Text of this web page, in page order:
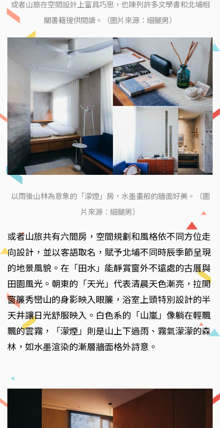
或者山旅在空間設計上富具巧思，也陳列許多文學書和北埔相
關書籍提供閱讀。（圖片來源：細腿男）
以雨後山林為意象的「濛煙」房，水墨畫般的牆面好美。（圖
片來源：細腿男）
或者山旅共有六間房，空間規劃和風格依不同方位走
向設計，並以客語取名，賦予北埔不同時辰季節呈現
的地景風貌。在「田水」能靜賞窗外不遠處的古厝與
田園風光。朝東的「天光」代表清晨天色漸亮，拉開
窗簾秀巒山的身影映入眼簾，浴室上頭特別設計的半
天井讓日光舒服映入。白色系的「山嵐」像躺在輕飄
飄的雲霧，「濛煙」則是山上下過雨、霧氣濛濛的森
林，如水墨渲染的漸層牆面格外詩意。